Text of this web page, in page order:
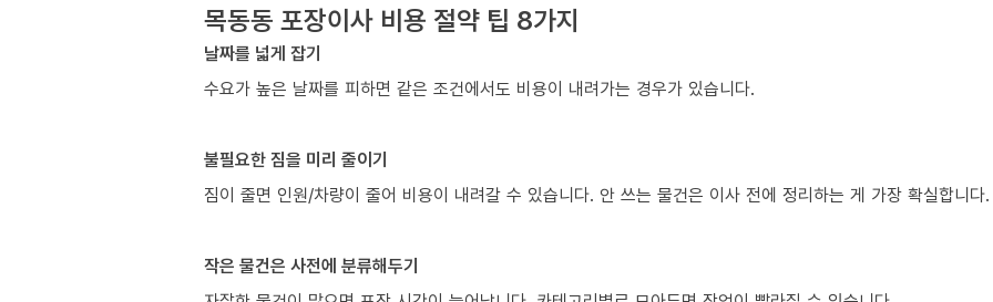
목동동 포장이사 비용 절약 팁 8가지
날짜를 넓게 잡기
수요가 높은 날짜를 피하면 같은 조건에서도 비용이 내려가는 경우가 있습니다.
불필요한 짐을 미리 줄이기
짐이 줄면 인원/차량이 줄어 비용이 내려갈 수 있습니다. 안 쓰는 물건은 이사 전에 정리하는 게 가장 확실합니다.
작은 물건은 사전에 분류해두기